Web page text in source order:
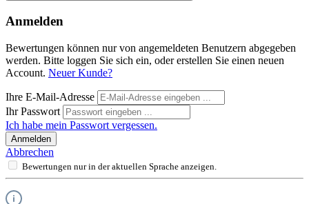
Anmelden
Bewertungen können nur von angemeldeten Benutzern abgegeben
werden. Bitte loggen Sie sich ein, oder erstellen Sie einen neuen
Account. Neuer Kunde?
Ihre E-Mail-Adresse
Ihr Passwort
Ich habe mein Passwort vergessen.
Anmelden
Abbrechen
Bewertungen nur in der aktuellen Sprache anzeigen.